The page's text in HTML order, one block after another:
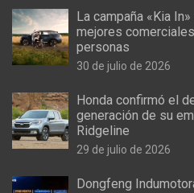
La campaña «Kia
mejores
personas
30 de julio de 2026
Honda confirmó el
generación de su
Ridgeline
29 de julio de 2026
Dongfeng